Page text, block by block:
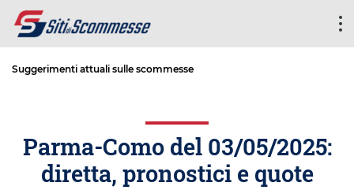
Suggerimenti attuali sulle scommesse
Parma-Como del 03/05/2025:
diretta, pronostici e quote